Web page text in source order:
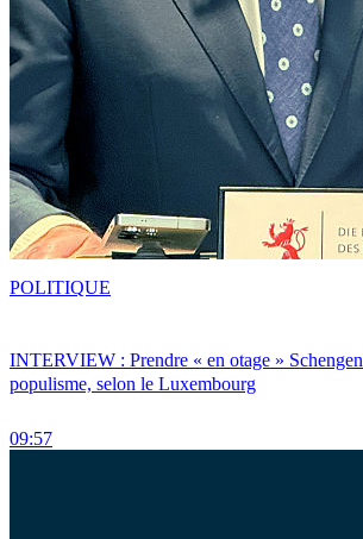
INTERVIEW : Prendre « en otage »
populisme, selon le Luxembourg
09:57
POLITIQUE